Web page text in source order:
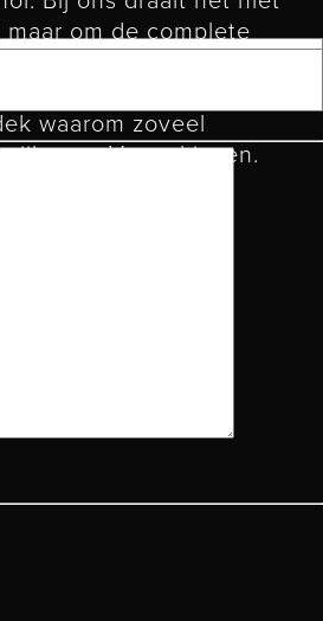
om de complete
Lees verder op
waarom zoveel
voor Vemo kiezen.